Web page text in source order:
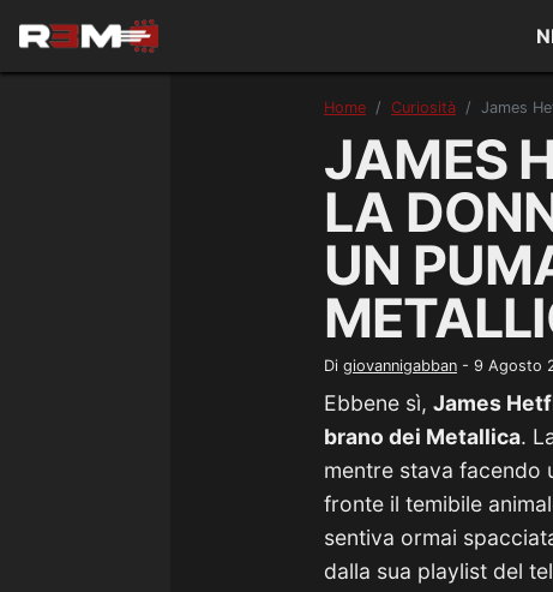
Home Curiosità James
JAMES
LA
UN
Di giovannigabban - 9 Agosto
Ebbene sì, James
brano dei Metallica.
mentre stava facendo
fronte il temibile
sentiva ormai
dalla sua playlist del